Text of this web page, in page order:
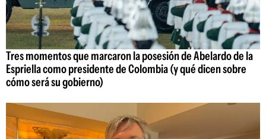
Tres momentos que marcaron la posesión de Abelardo de la
Espriella como presidente de Colombia (y qué dicen sobre
cómo será su gobierno)